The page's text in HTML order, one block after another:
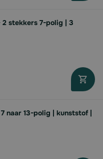
2 stekkers 7-polig | 3
naar 13-polig | kunststof |